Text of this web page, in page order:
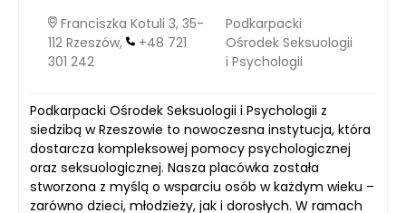
Franciszka Kotuli 3, 35-
112 Rzeszów,
+48 721
301 242
Podkarpacki
Ośrodek Seksuologii
i Psychologii
Podkarpacki Ośrodek Seksuologii i Psychologii z
siedzibą w Rzeszowie to nowoczesna instytucja, która
dostarcza kompleksowej pomocy psychologicznej
oraz seksuologicznej. Nasza placówka została
stworzona z myślą o wsparciu osób w każdym wieku –
zarówno dzieci, młodzieży, jak i dorosłych. W ramach